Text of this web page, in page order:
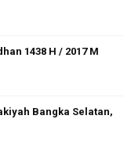
1438 H / 2017 M
Bangka Selatan,